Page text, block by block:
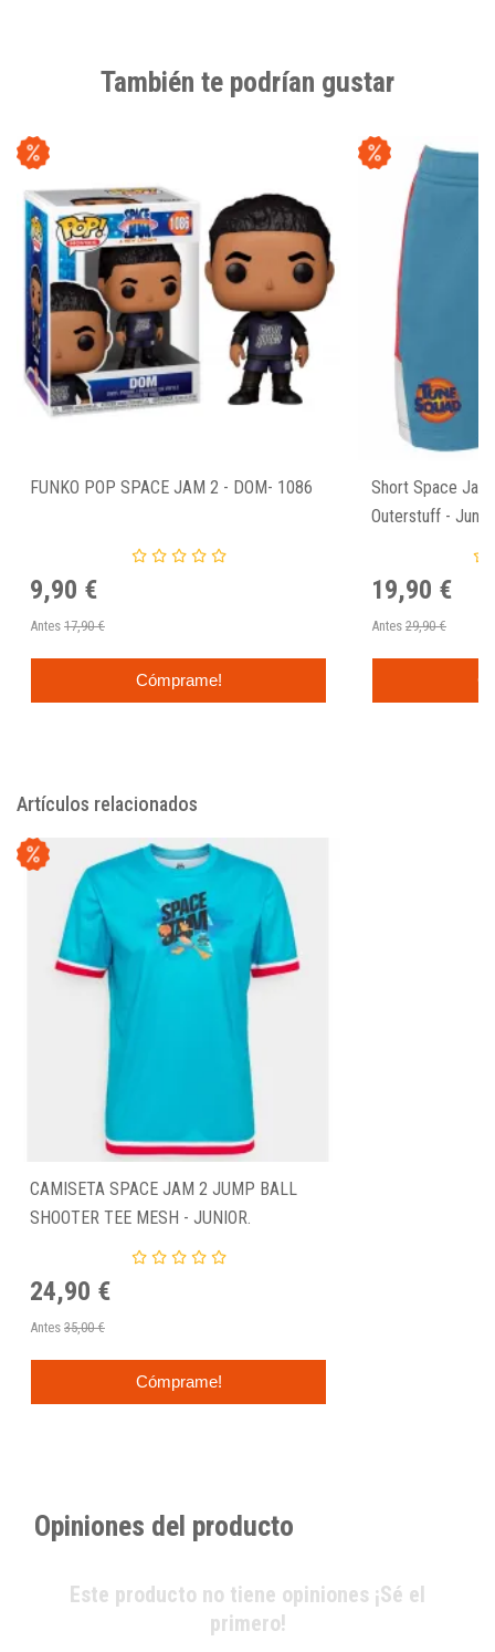
También te podrían gustar
FUNKO POP SPACE JAM 2 - DOM- 1086
9,90 €
Antes 17,90 €
Cómprame!
Short Space
Outerstuff -
19,90 €
Antes 29,90 €
Artículos relacionados
CAMISETA SPACE JAM 2 JUMP BALL
SHOOTER TEE MESH - JUNIOR.
24,90 €
Antes 35,00 €
Cómprame!
Opiniones del producto
Este producto no tiene opiniones ¡Sé el
primero!